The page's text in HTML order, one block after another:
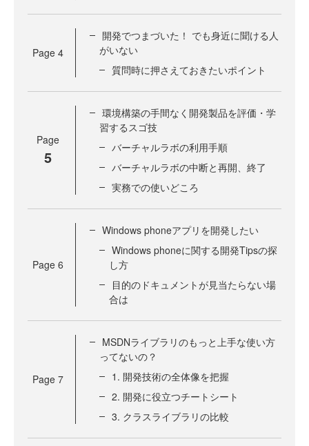
Page 4
開発でつまづいた！ でも身近に聞ける人
がいない
質問時に押さえておきたいポイント
Page
5
環境構築の手間なく開発製品を評価・学
習するスゴ技
バーチャルラボの利用手順
バーチャルラボの中断と再開、終了
実務での使いどころ
Page 6
Windows phoneアプリを開発したい
Windows phoneに関する開発Tipsの探
し方
目的のドキュメントが見当たらない場
合は
Page 7
MSDNライブラリのもっと上手な使い方
ってないの？
1. 開発技術の全体像を把握
2. 開発に役立つチートシート
3. クラスライブラリの比較